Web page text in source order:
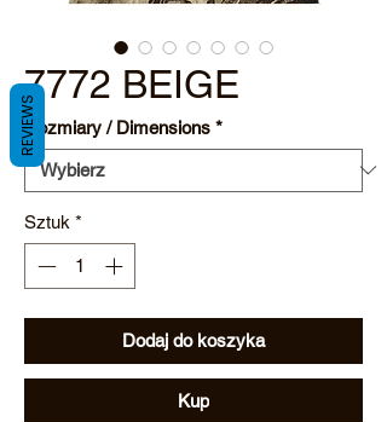
7772 BEIGE
Rozmiary / Dimensions *
Sztuk *
Dodaj do koszyka
Kup
REVIEWS